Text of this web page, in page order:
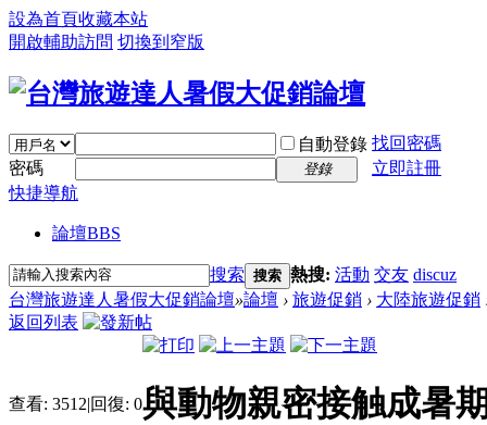
設為首頁收藏本站
開啟輔助訪問 切換到窄版
自動登錄 找回密碼
密碼
登錄
立即註冊
快捷導航
論壇BBS
搜索 搜索 熱搜: 活動 交友 discuz
台灣旅遊達人暑假大促銷論壇»論壇 › 旅遊促銷 › 大陸旅遊促銷
返回列表
查看: 3512|回復: 0與動物親密接触成暑